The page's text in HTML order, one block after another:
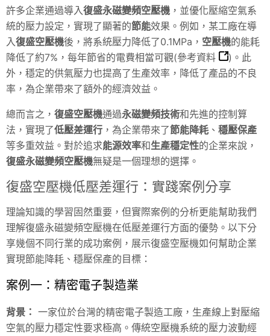
許多企業通過導入復盛永磁變頻空壓機 ，並優化壓縮空氣系
統的壓力設定，實現了顯著的節能效果。例如，某工廠在導
入復盛空壓機後，將系統壓力降低了0.1MPa， 空壓機的能耗
降低了約7%，每年節省的電費相當可觀(參考資料
)。此
外，穩定的供氣壓力也提高了生產效率，降低了產品的不良
率，為企業帶來了額外的經濟效益。
總而言之， 復盛空壓機通過永磁變頻技術和先進的控制算
法，實現了低壓差運行 ，為企業帶來了節能降耗 、 穩壓保產
等多重效益。對於追求能源效率和生產穩定性的企業來說，
復盛永磁變頻空壓機無疑是一個理想的選擇。
復盛空壓機低壓差運行：實踐案例分享
理論知識的學習固然重要，但實際案例的分析更能幫助我們
理解復盛永磁變頻空壓機在低壓差運行方面的優勢。以下分
享幾個不同行業的成功案例，展示復盛空壓機如何幫助企業
實現節能降耗、穩壓保產的目標：
案例一：精密電子製造業
背景： 一家位於台灣的精密電子製造工廠，生產線上對壓縮
空氣的壓力穩定性要求極高。傳統空壓機系統的壓力波動經